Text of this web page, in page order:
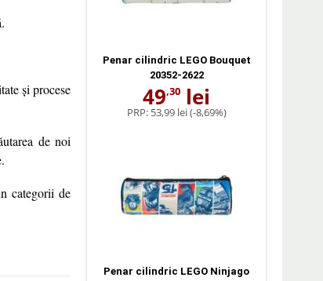
și procese
de noi
categorii de
Penar cilindric LEGO Bouquet
20352-2622
49,30 lei
PRP: 53,99 lei(-8,69%)
Penar cilindric LEGO Ninjago